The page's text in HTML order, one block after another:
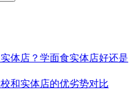
体店？学面食实体店好还是
和实体店的优劣势对比